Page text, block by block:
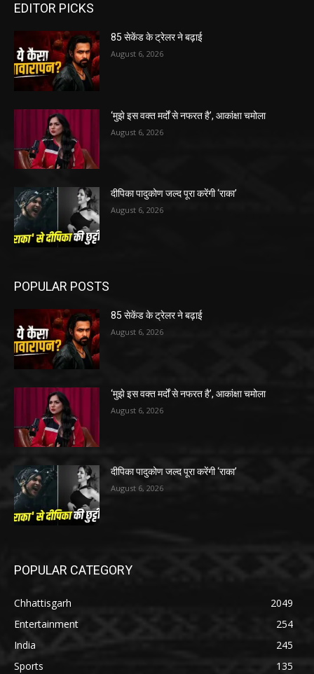
EDITOR PICKS
85 सेकेंड के ट्रेलर ने बढ़ाई
August 6, 2026
‘मुझे इस वक्त मर्दों से नफरत है’, आकांक्षा चमोला
August 6, 2026
दीपिका पादुकोण जल्द पूरा करेंगी ‘राका’
August 6, 2026
POPULAR POSTS
85 सेकेंड के ट्रेलर ने बढ़ाई
August 6, 2026
‘मुझे इस वक्त मर्दों से नफरत है’, आकांक्षा चमोला
August 6, 2026
दीपिका पादुकोण जल्द पूरा करेंगी ‘राका’
August 6, 2026
POPULAR CATEGORY
Chhattisgarh
2049
Entertainment
254
India
245
Sports
135